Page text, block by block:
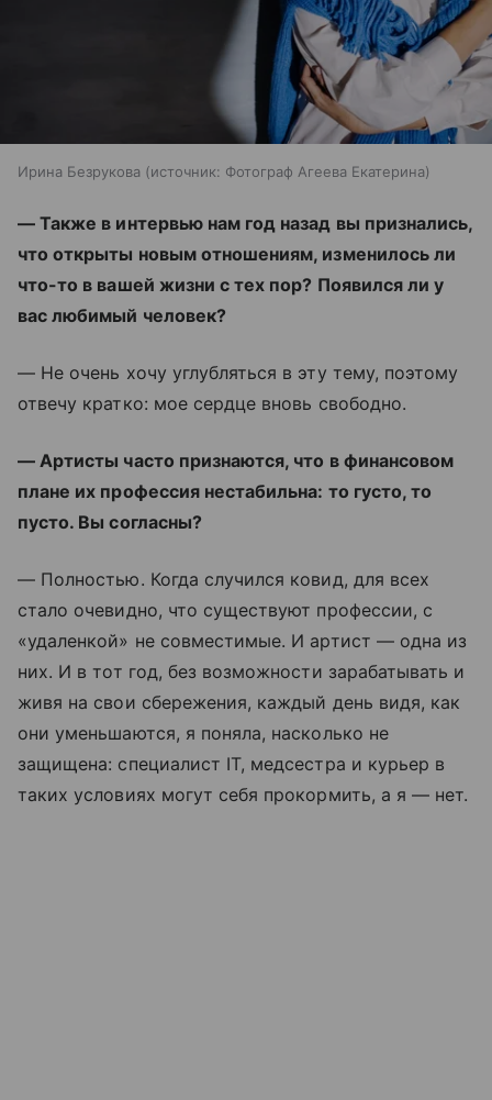
Ирина Безрукова источник: Фотограф Агеева Екатерина
— Также в интервью нам год назад вы признались,
что открыты новым отношениям, изменилось ли
что-то в вашей жизни с тех пор? Появился ли у
вас любимый человек?
— Не очень хочу углубляться в эту тему, поэтому
отвечу кратко: мое сердце вновь свободно.
— Артисты часто признаются, что в финансовом
плане их профессия нестабильна: то густо, то
пусто. Вы согласны?
— Полностью. Когда случился ковид, для всех
стало очевидно, что существуют профессии, с
«удаленкой» не совместимые. И артист — одна из
них. И в тот год, без возможности зарабатывать и
живя на свои сбережения, каждый день видя, как
они уменьшаются, я поняла, насколько не
защищена: специалист IТ, медсестра и курьер в
таких условиях могут себя прокормить, а я — нет.